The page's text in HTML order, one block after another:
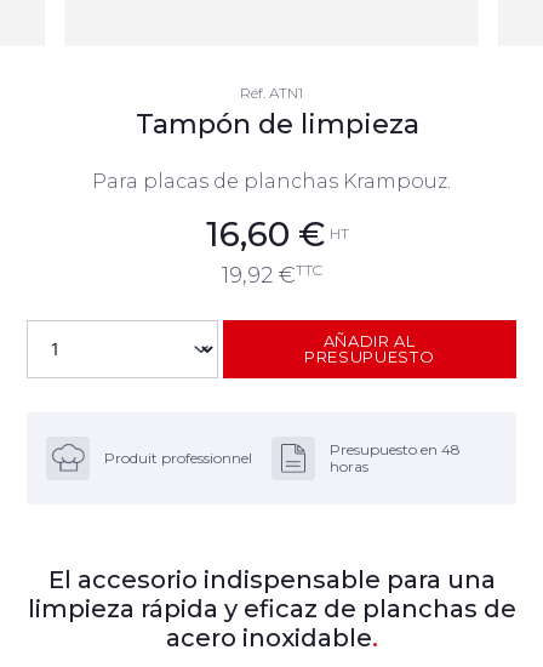
Réf. ATN1
Tampón de limpieza
Para placas de planchas Krampouz.
16,60 € HT
19,92 €TTC
AÑADIR AL
PRESUPUESTO
Produit professionnel
Presupuesto en 48
horas
El accesorio indispensable para una
limpieza rápida y eficaz de planchas de
acero inoxidable.